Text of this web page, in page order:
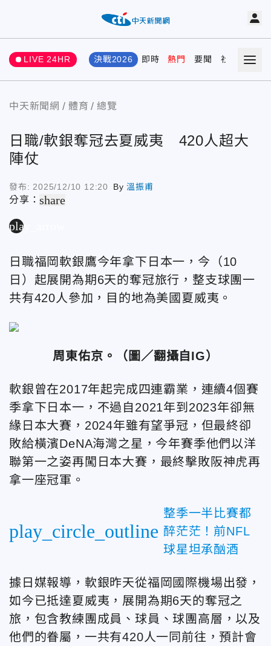
LIVE 24HR 決戰2026 即時 熱門 要聞 社會 娛樂
中天新聞網 體育 總覽
日職/軟銀奪冠去夏威夷 420人超大
陣仗
發布: 2025/12/10 12:20 By溫振甫
分享：share
play_arrow
日職福岡軟銀鷹今年拿下日本一，今（10
日）起展開為期6天的奪冠旅行，整支球團一
共有420人參加，目的地為美國夏威夷。
周東佑京。（圖／翻攝自IG）
軟銀曾在2017年起完成四連霸業，連續4個賽
季拿下日本一，不過自2021年到2023年卻無
緣日本大賽，2024年雖有望爭冠，但最終卻
敗給橫濱DeNA海灣之星，今年賽季他們以洋
聯第一之姿再闖日本大賽，最終擊敗阪神虎再
拿一座冠軍。
play_circle_outline
整季一半比賽都
醉茫茫！前NFL
球星坦承酗酒
據日媒報導，軟銀昨天從福岡國際機場出發，
如今已抵達夏威夷，展開為期6天的奪冠之
旅，包含教練團成員、球員、球團高層，以及
他們的眷屬，一共有420人一同前往，預計會